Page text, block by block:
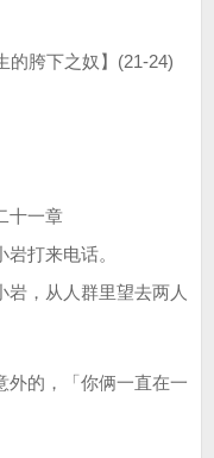
的胯下之奴】(21-24)
打来电话。
，从人群里望去两人
的，「你俩一直在一